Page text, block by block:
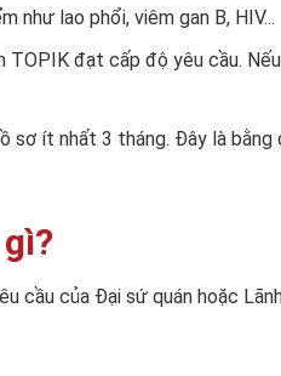
như lao phổi, viêm gan B, HIV...
TOPIK đạt cấp độ yêu cầu.
ít nhất 3 tháng. Đây là
cầu của Đại sứ quán hoặc